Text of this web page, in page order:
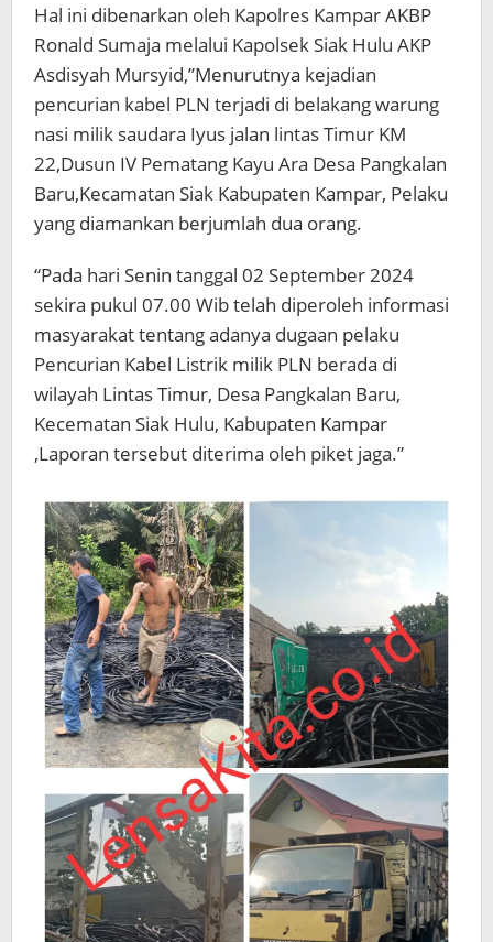
Hal ini dibenarkan oleh Kapolres Kampar AKBP
Ronald Sumaja melalui Kapolsek Siak Hulu AKP
Asdisyah Mursyid,”Menurutnya kejadian
pencurian kabel PLN terjadi di belakang warung
nasi milik saudara Iyus jalan lintas Timur KM
22,Dusun IV Pematang Kayu Ara Desa Pangkalan
Baru,Kecamatan Siak Kabupaten Kampar, Pelaku
yang diamankan berjumlah dua orang.
“Pada hari Senin tanggal 02 September 2024
sekira pukul 07.00 Wib telah diperoleh informasi
masyarakat tentang adanya dugaan pelaku
Pencurian Kabel Listrik milik PLN berada di
wilayah Lintas Timur, Desa Pangkalan Baru,
Kecematan Siak Hulu, Kabupaten Kampar
,Laporan tersebut diterima oleh piket jaga.”